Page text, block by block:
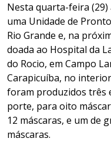
Nesta quarta-feira
uma Unidade de
Rio Grande e, na
doada ao Hospital da
do Rocio, em Campo
Carapicuíba, no
foram produzidos três
porte, para oito
12 máscaras, e um de
máscaras.